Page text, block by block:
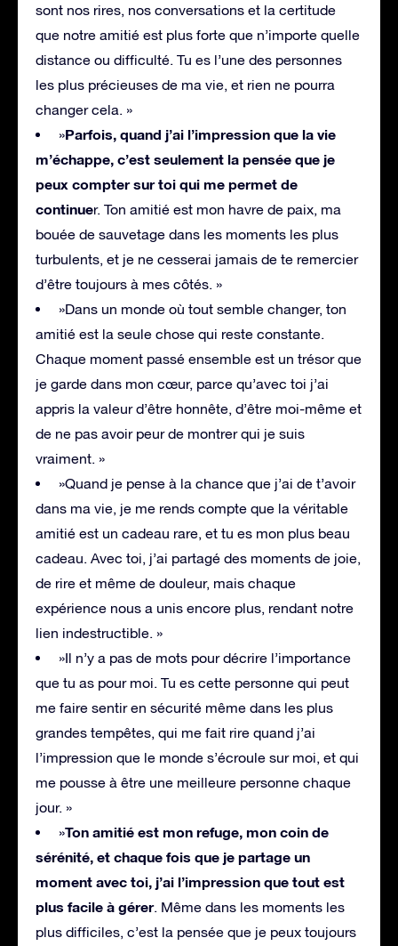
sont nos rires, nos conversations et la certitude
que notre amitié est plus forte que n’importe quelle
distance ou difficulté. Tu es l’une des personnes
les plus précieuses de ma vie, et rien ne pourra
changer cela. »
»Parfois, quand j’ai l’impression que la vie
m’échappe, c’est seulement la pensée que je
peux compter sur toi qui me permet de
continuer. Ton amitié est mon havre de paix, ma
bouée de sauvetage dans les moments les plus
turbulents, et je ne cesserai jamais de te remercier
d’être toujours à mes côtés. »
»Dans un monde où tout semble changer, ton
amitié est la seule chose qui reste constante.
Chaque moment passé ensemble est un trésor que
je garde dans mon cœur, parce qu’avec toi j’ai
appris la valeur d’être honnête, d’être moi-même et
de ne pas avoir peur de montrer qui je suis
vraiment. »
»Quand je pense à la chance que j’ai de t’avoir
dans ma vie, je me rends compte que la véritable
amitié est un cadeau rare, et tu es mon plus beau
cadeau. Avec toi, j’ai partagé des moments de joie,
de rire et même de douleur, mais chaque
expérience nous a unis encore plus, rendant notre
lien indestructible. »
»Il n’y a pas de mots pour décrire l’importance
que tu as pour moi. Tu es cette personne qui peut
me faire sentir en sécurité même dans les plus
grandes tempêtes, qui me fait rire quand j’ai
l’impression que le monde s’écroule sur moi, et qui
me pousse à être une meilleure personne chaque
jour. »
»Ton amitié est mon refuge, mon coin de
sérénité, et chaque fois que je partage un
moment avec toi, j’ai l’impression que tout est
plus facile à gérer. Même dans les moments les
plus difficiles, c’est la pensée que je peux toujours